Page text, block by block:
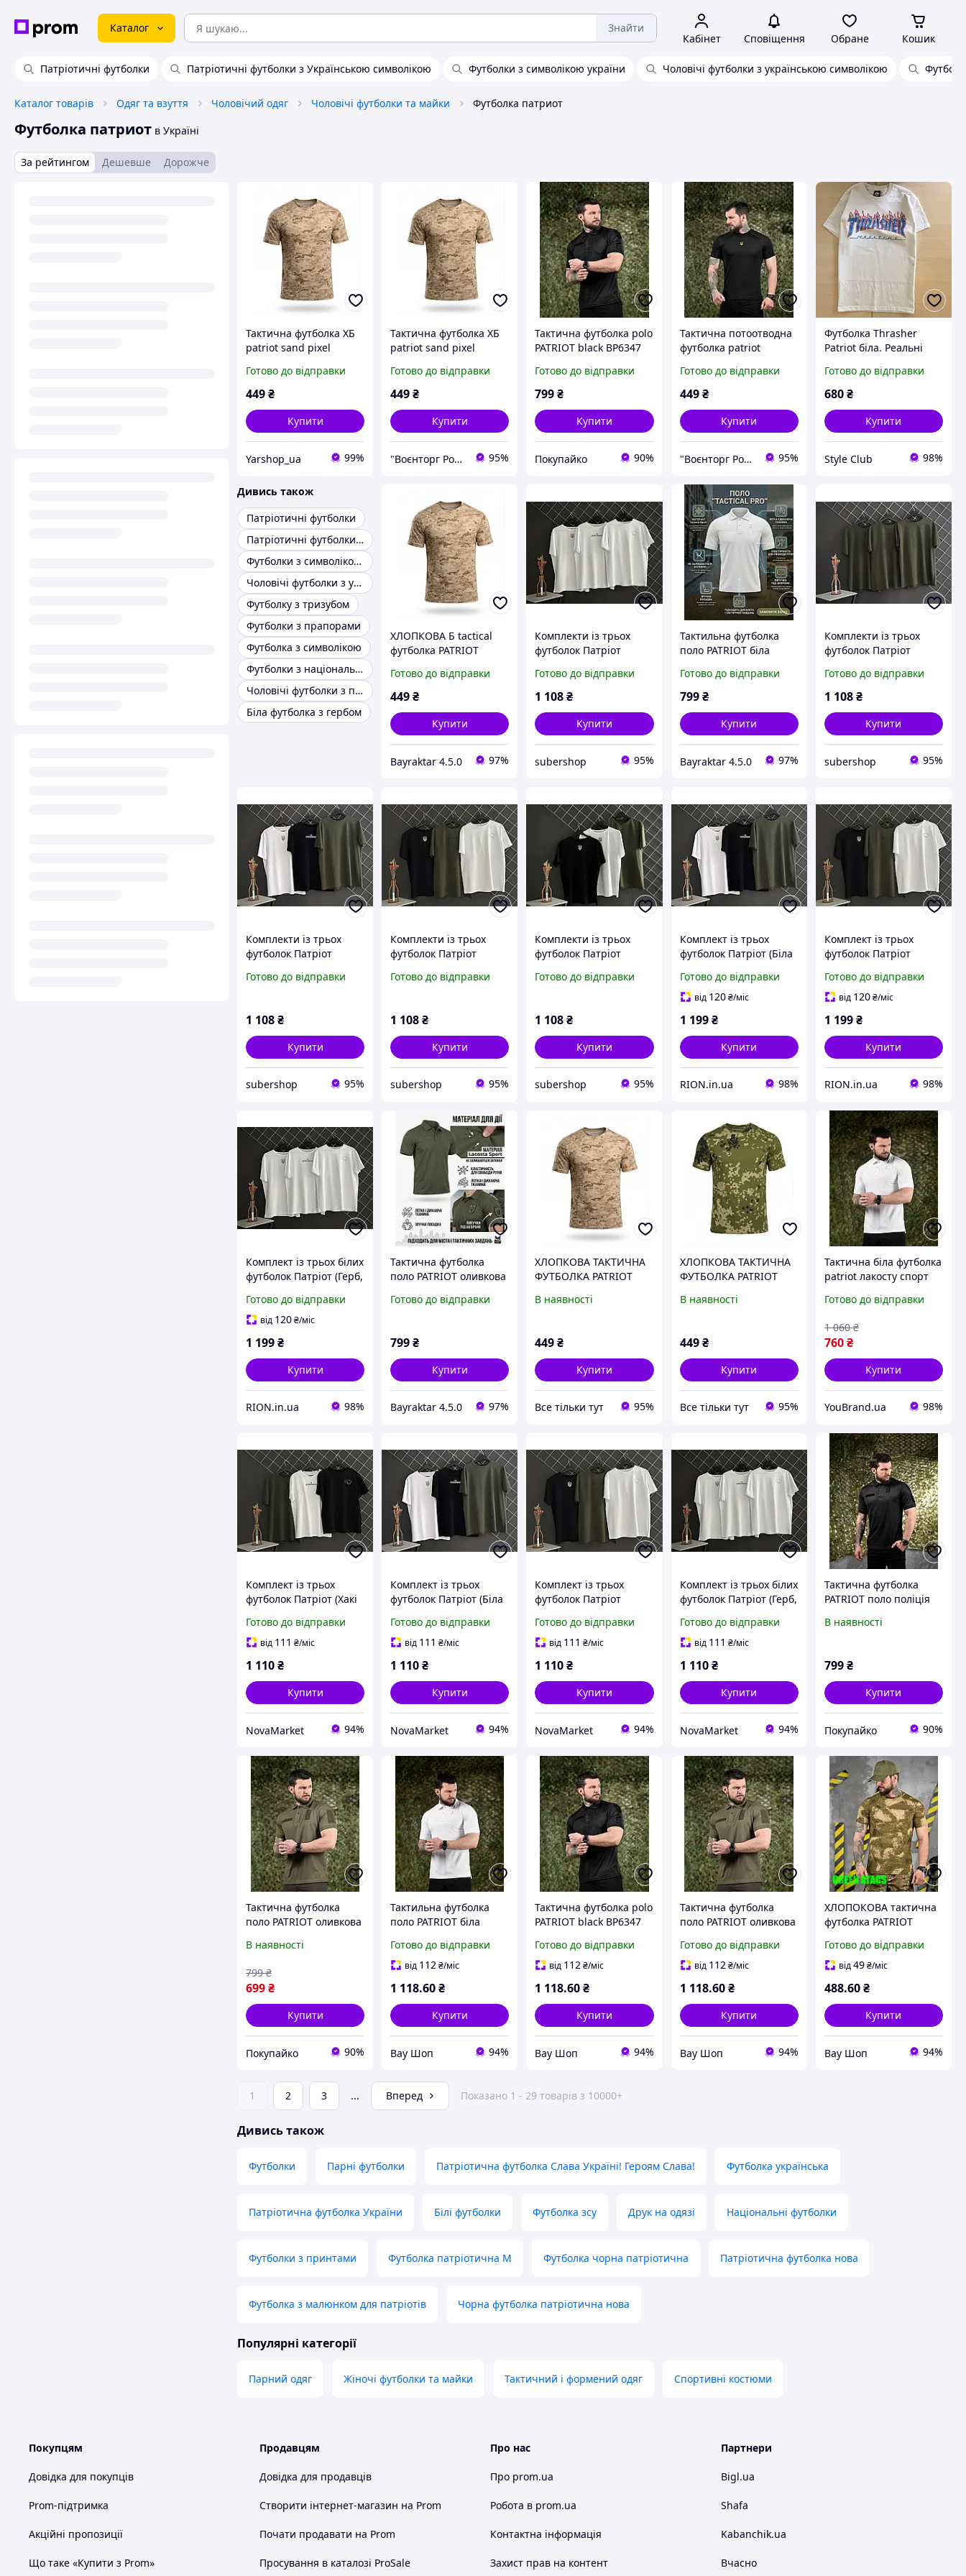
Каталог Знайти
Кабінет Сповіщення Обране Кошик
Патріотичні футболки Патріотичні футболки з Українською символікою Футболки з символікою україни Чоловічі футболки з українською символікою
Каталог товарів Одяг та взуття Чоловічий одяг Чоловічі футболки та майки Футболка патриот
Футболка патриот в Україні
За рейтингом Дешевше Дорожче
Тактична футболка ХБ
patriot sand pixel
Готово до відправки
449₴
Купити
Yarshop_ua 99%
Тактична футболка ХБ
patriot sand pixel
Готово до відправки
449₴
Купити
"Воєнторг Роздріб/Опт": На варті вашої безпеки! 95%
Тактична футболка polo
PATRIOT black ВР6347
Готово до відправки
799₴
Купити
Покупайко 90%
Тактична потоотводна
футболка patriot
Готово до відправки
449 ₴
Купити
"Воєнторг Роздріб/Опт": На варті вашої безпеки! 95%
Футболка Thrasher
Patriot біла. Реальні
Готово до відправки
680₴
Купити
Style Club 98%
Дивись також
Патріотичні футболки
Патріотичні футболки з Українською символікою
Футболки з символікою україни
Чоловічі футболки з українською символікою
Футболку з тризубом
Футболки з прапорами
Футболка з символікою
Футболки з національною символікою
Чоловічі футболки з патріотичним
Біла футболка з гербом
ХЛОПКОВА Б tactical
футболка PATRIOT
Готово до відправки
449₴
Купити
Bayraktar 4.5.0 97%
Комплекти із трьох
футболок Патріот
Готово до відправки
1 108₴
Купити
subershop 95%
Тактильна футболка
поло PATRIOT біла
Готово до відправки
799 ₴
Купити
Bayraktar 4.5.0 97%
Комплекти із трьох
футболок Патріот
Готово до відправки
1 108₴
Купити
subershop 95%
Комплекти із трьох
футболок Патріот
Готово до відправки
1 108₴
Купити
subershop 95%
Комплекти із трьох
футболок Патріот
Готово до відправки
1 108₴
Купити
subershop 95%
Комплекти із трьох
футболок Патріот
Готово до відправки
1 108₴
Купити
subershop 95%
Комплект із трьох
футболок Патріот (Біла
Ukrainian, Хакі Карта)
Готово до відправки
від 120 ₴/міс
1 199 ₴
Купити
RION.in.ua 98%
Комплект із трьох
футболок Патріот
Ukrainian, Біла Карта)
Готово до відправки
від 120₴/міс
1 199₴
Купити
RION.in.ua 98%
Комплект із трьох білих
футболок Патріот (Герб,
Готово до відправки
від 120₴/міс
1 199₴
Купити
RION.in.ua 98%
Тактична футболка
поло PATRIOT оливкова
Готово до відправки
799₴
Купити
Bayraktar 4.5.0 97%
ХЛОПКОВА ТАКТИЧНА
ФУТБОЛКА PATRIOT
В наявності
449₴
Купити
Все тільки тут 95%
ХЛОПКОВА ТАКТИЧНА
ФУТБОЛКА PATRIOT
В наявності
449 ₴
Купити
Все тільки тут 95%
Тактична біла футболка
patriot лакосту спорт
Військове поло білого
для шевронів вт6322
ambsdr
Готово до відправки
760₴
1 060 ₴
Купити
YouBrand.ua 98%
Комплект із трьох
футболок Патріот (Хакі
Ukrainian, Чорна
Карта)
Готово до відправки
від 111 ₴/міс
1 110₴
Купити
NovaMarket 94%
Комплект із трьох
футболок Патріот (Біла
Ukrainian, Хакі Карта)
Готово до відправки
від 111 ₴/міс
1 110₴
Купити
NovaMarket 94%
Комплект із трьох
футболок Патріот
Ukrainian, Біла Карта)
Готово до відправки
від 111 ₴/міс
1 110₴
Купити
NovaMarket 94%
Комплект із трьох білих
футболок Патріот (Герб,
Готово до відправки
від 111 ₴/міс
1 110 ₴
Купити
NovaMarket 94%
Тактична футболка
PATRIOT поло поліція
В наявності
799₴
Купити
Покупайко 90%
Тактична футболка
поло PATRIOT оливкова
В наявності
699₴
799 ₴
Купити
Покупайко 90%
Тактильна футболка
поло PATRIOT біла
Готово до відправки
від 112₴/міс
1 118.60₴
Купити
Вау Шоп 94%
Тактична футболка polo
PATRIOT black ВР6347
Готово до відправки
від 112₴/міс
1 118.60₴
Купити
Вау Шоп 94%
Тактична футболка
поло PATRIOT оливкова
Готово до відправки
від 112 ₴/міс
1 118.60 ₴
Купити
Вау Шоп 94%
ХЛОПОКОВА тактична
футболка PATRIOT
Готово до відправки
від49₴/міс
488.60₴
Купити
Вау Шоп 94%
1 2 3 ... Вперед Показано 1 - 29 товарів з 10000+
Дивись також
Футболки Парні футболки Патріотична футболка Слава Україні! Героям Слава! Футболка українська
Патріотична футболка України Білі футболки Футболка зсу Друк на одязі Національні футболки
Футболки з принтами Футболка патріотична M Футболка чорна патріотична Патріотична футболка нова
Футболка з малюнком для патріотів Чорна футболка патріотична нова
Популярні категорії
Парний одяг Жіночі футболки та майки Тактичний і формений одяг Спортивні костюми
Покупцям
Довідка для покупців
Prom-підтримка
Акційні пропозиції
Що таке «Купити з Prom»
Продавцям
Довідка для продавців
Створити інтернет-магазин на Prom
Почати продавати на Prom
Просування в каталозі ProSale
Про нас
Про prom.ua
Робота в prom.ua
Контактна інформація
Захист прав на контент
Партнери
Bigl.ua
Shafa
Kabanchik.ua
Вчасно